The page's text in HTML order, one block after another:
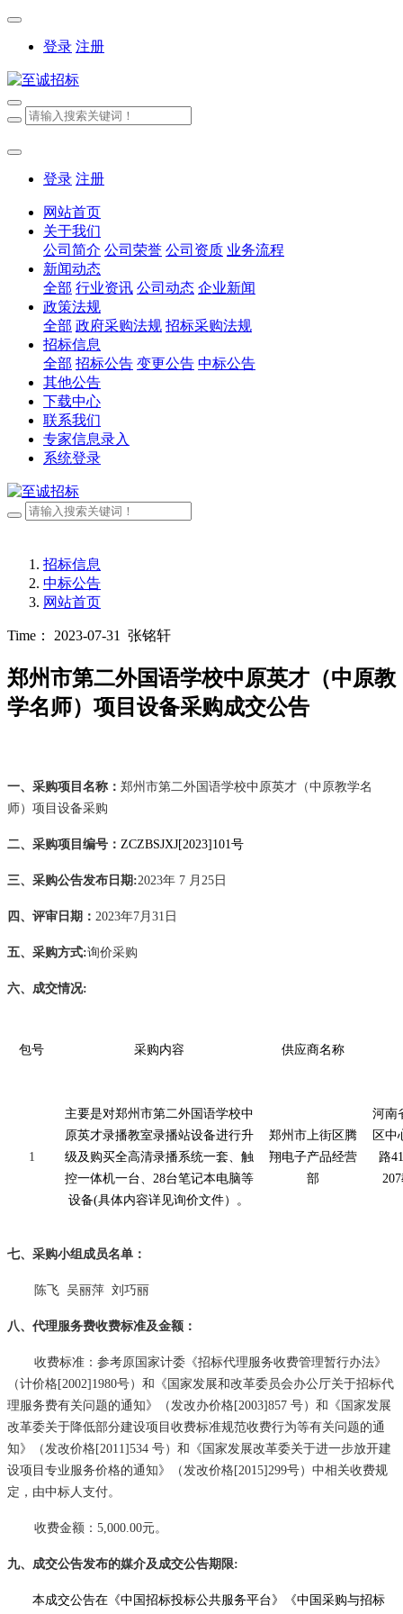
登录 注册
登录 注册
网站首页
关于我们
公司简介 公司荣誉 公司资质 业务流程
新闻动态
全部 行业资讯 公司动态 企业新闻
政策法规
全部 政府采购法规 招标采购法规
招标信息
全部 招标公告 变更公告 中标公告
其他公告
下载中心
联系我们
专家信息录入
系统登录
招标信息
中标公告
网站首页
Time： 2023-07-31 张铭轩
郑州市第二外国语学校中原英才（中原教
学名师）项目设备采购成交公告
一、采购项目名称： 郑州市第二外国语学校中原英才（中原教学名
师）项目设备采购
二、采购项目编号： ZCZBSJXJ[2023]101号
三、采购公告发布日期 :2023年 7 月 25 日
四、评审日期： 2023年7月 31 日
五、采购方式:询价采购
六、成交情况:
包号 采购内容 供应商名称
1
主要是对郑州市第二外国语学校中
原英才录播教室录播站设备进行升
级及购买全高清录播系统一套、触
控一体机一台、 28台笔记本电脑等
设备(具体内容详见询价文件）。
郑州市上街区腾
翔电子产品经营
部
河南
区中
路
七、采购小组成员名单：
陈飞 吴丽萍 刘巧丽
八、代理服务费收费标准及金额：
收费标准：参考原国家计委《招标代理服务收费管理暂行办法》
（计价格[2002]1980号）和《国家发展和改革委员会办公厅关于招标代
理服务费有关问题的通知》（发改办价格[2003]857 号）和《国家发展
改革委关于降低部分建设项目收费标准规范收费行为等有关问题的通
知》（发改价格[2011]534 号）和《国家发展改革委关于进一步放开建
设项目专业服务价格的通知》（发改价格[2015]299号）中相关收费规
定，由中标人支付。
收费金额： 5,000.00元。
九、成交公告发布的媒介及成交公告期限:
本成交公告在《中国招标投标公共服务平台》《中国采购与招标